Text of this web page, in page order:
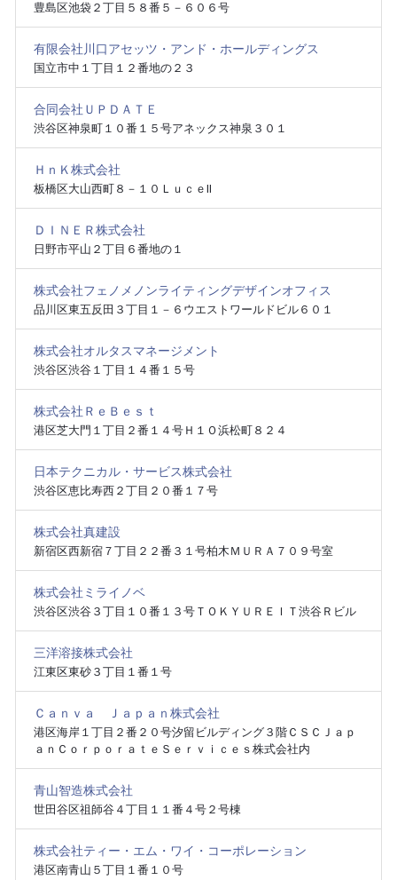
豊島区池袋２丁目５８番５－６０６号
有限会社川口アセッツ・アンド・ホールディングス
国立市中１丁目１２番地の２３
合同会社ＵＰＤＡＴＥ
渋谷区神泉町１０番１５号アネックス神泉３０１
ＨｎＫ株式会社
板橋区大山西町８－１０ＬｕｃｅⅡ
ＤＩＮＥＲ株式会社
日野市平山２丁目６番地の１
株式会社フェノメノンライティングデザインオフィス
品川区東五反田３丁目１－６ウエストワールドビル６０１
株式会社オルタスマネージメント
渋谷区渋谷１丁目１４番１５号
株式会社ＲｅＢｅｓｔ
港区芝大門１丁目２番１４号Ｈ１Ｏ浜松町８２４
日本テクニカル・サービス株式会社
渋谷区恵比寿西２丁目２０番１７号
株式会社真建設
新宿区西新宿７丁目２２番３１号柏木ＭＵＲＡ７０９号室
株式会社ミライノベ
渋谷区渋谷３丁目１０番１３号ＴＯＫＹＵＲＥＩＴ渋谷Ｒビル
三洋溶接株式会社
江東区東砂３丁目１番１号
Ｃａｎｖａ Ｊａｐａｎ株式会社
港区海岸１丁目２番２０号汐留ビルディング３階ＣＳＣＪａｐ
ａｎＣｏｒｐｏｒａｔｅＳｅｒｖｉｃｅｓ株式会社内
青山智造株式会社
世田谷区祖師谷４丁目１１番４号２号棟
株式会社ティー・エム・ワイ・コーポレーション
港区南青山５丁目１番１０号